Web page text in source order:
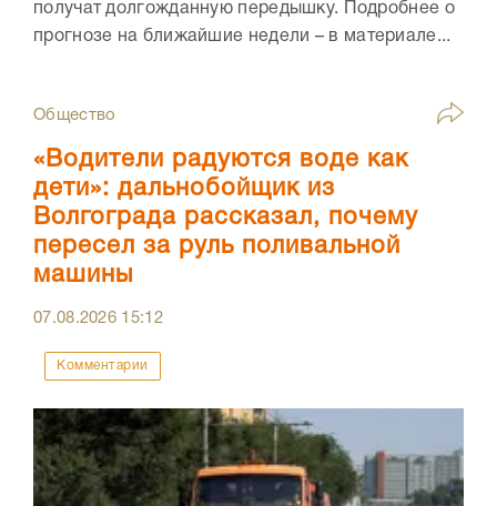
получат долгожданную передышку. Подробнее о
прогнозе на ближайшие недели – в материале...
Общество
«Водители радуются воде как
дети»: дальнобойщик из
Волгограда рассказал, почему
пересел за руль поливальной
машины
07.08.2026 15:12
Комментарии